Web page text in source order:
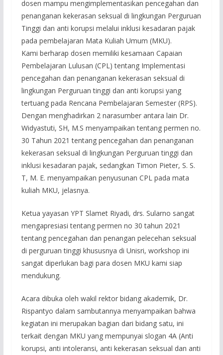
dosen mampu mengimplementasikan pencegahan dan
penanganan kekerasan seksual di lingkungan Perguruan
Tinggi dan anti korupsi melalui inklusi kesadaran pajak
pada pembelajaran Mata Kuliah Umum (MKU).
Kami berharap dosen memiliki kesamaan Capaian
Pembelajaran Lulusan (CPL) tentang Implementasi
pencegahan dan penanganan kekerasan seksual di
lingkungan Perguruan tinggi dan anti korupsi yang
tertuang pada Rencana Pembelajaran Semester (RPS).
Dengan menghadirkan 2 narasumber antara lain Dr.
Widyastuti, SH, M.S menyampaikan tentang permen no.
30 Tahun 2021 tentang pencegahan dan penanganan
kekerasan seksual di lingkungan Perguruan tinggi dan
inklusi kesadaran pajak, sedangkan Timon Pieter, S. S.
T, M. E. menyampaikan penyusunan CPL pada mata
kuliah MKU, jelasnya.
Ketua yayasan YPT Slamet Riyadi, drs. Sularno sangat
mengapresiasi tentang permen no 30 tahun 2021
tentang pencegahan dan penangan pelecehan seksual
di perguruan tinggi khususnya di Unisri, workshop ini
sangat diperlukan bagi para dosen MKU kami siap
mendukung.
Acara dibuka oleh wakil rektor bidang akademik, Dr.
Rispantyo dalam sambutannya menyampaikan bahwa
kegiatan ini merupakan bagian dari bidang satu, ini
terkait dengan MKU yang mempunyai slogan 4A (Anti
korupsi, anti intoleransi, anti kekerasan seksual dan anti